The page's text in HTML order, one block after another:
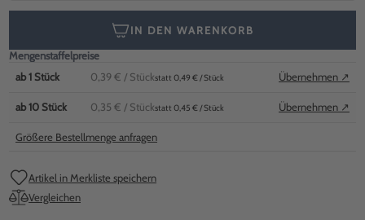
IN DEN WARENKORB
Mengenstaffelpreise
ab1 Stück 0,39 € / Stückstatt 0,49 € / Stück Übernehmen ↗
ab10 Stück 0,35 € / Stückstatt 0,45 € / Stück Übernehmen ↗
Größere Bestellmenge anfragen
Artikel in Merkliste speichern
Vergleichen